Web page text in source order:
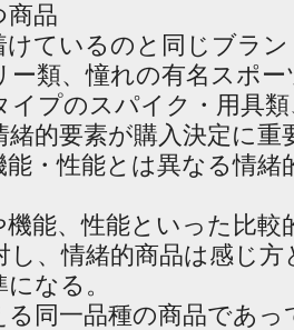
商品
けているのと同じブラ
ー類、憧れの有名スポ
イプのスパイク・用具
緒的要素が購入決定に重
能・性能とは異なる情緒
能、性能といった比較
し、情緒的商品は感じ
なる。
る同一品種の商品であ